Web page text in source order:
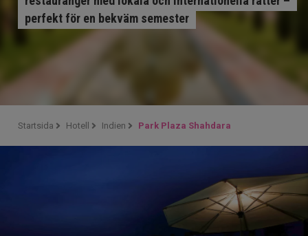
perfekt för en bekväm semester
Startsida Hotell Indien Park Plaza Shahdara